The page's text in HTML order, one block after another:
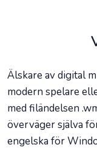
Älskare av digital
modern spelare
med filändelsen
överväger själva
engelska för